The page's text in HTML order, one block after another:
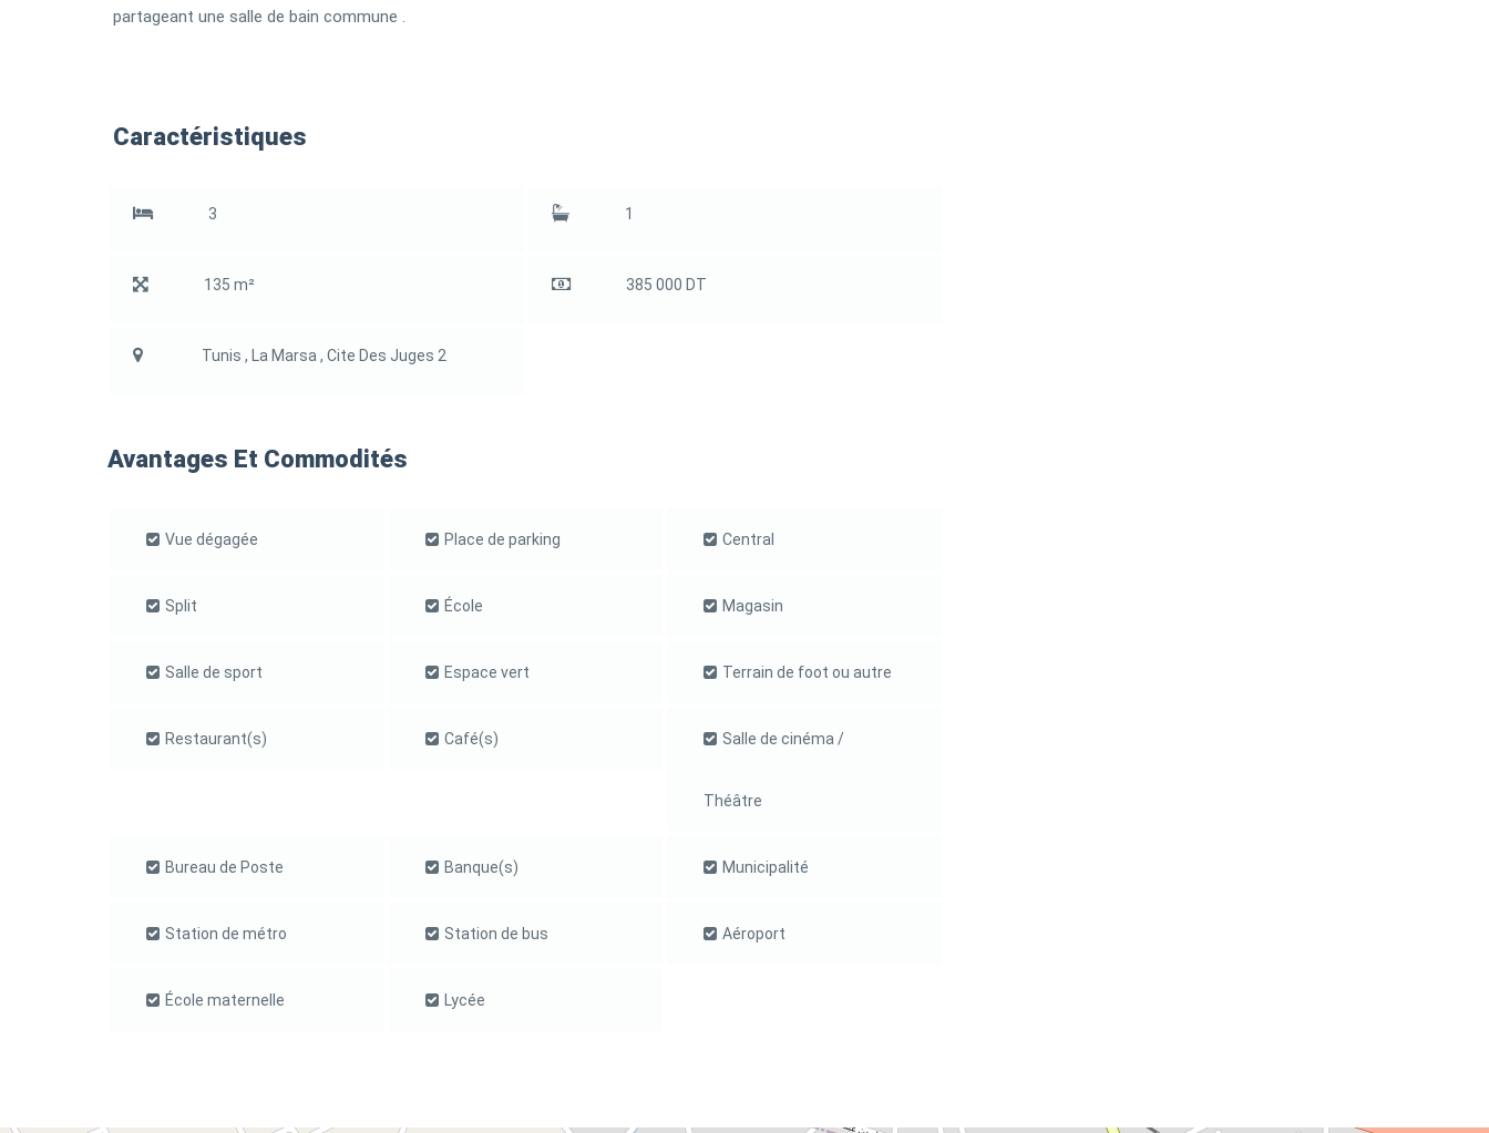
partageant une salle de bain commune .
Caractéristiques
3 1
135 m² 385 000 DT
Tunis , La Marsa , Cite Des Juges 2
Avantages Et Commodités
Vue dégagée Place de parking Central
Split École Magasin
Salle de sport Espace vert Terrain de foot ou autre
Restaurant(s) Café(s) Salle de cinéma /
Théâtre
Bureau de Poste Banque(s) Municipalité
Station de métro Station de bus Aéroport
École maternelle Lycée